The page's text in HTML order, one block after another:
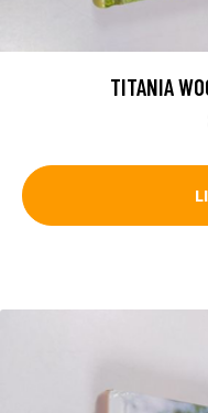
TITANIA